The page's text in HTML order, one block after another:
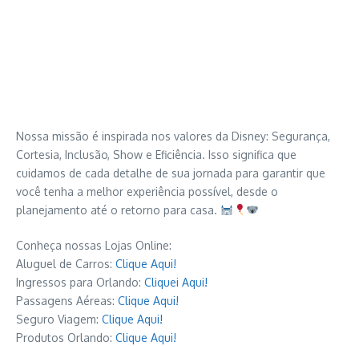
Nossa missão é inspirada nos valores da Disney: Segurança,
Cortesia, Inclusão, Show e Eficiência. Isso significa que
cuidamos de cada detalhe de sua jornada para garantir que
você tenha a melhor experiência possível, desde o
planejamento até o retorno para casa.
Conheça nossas Lojas Online:
Aluguel de Carros: Clique Aqui!
Ingressos para Orlando: Cliquei Aqui!
Passagens Aéreas: Clique Aqui!
Seguro Viagem: Clique Aqui!
Produtos Orlando: Clique Aqui!